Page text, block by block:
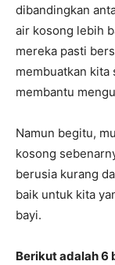
dibandingkan
air kosong lebih
mereka pasti
membuatkan kita
membantu
Namun begitu,
kosong
berusia kurang
baik untuk kita
bayi.
Berikut adalah 6